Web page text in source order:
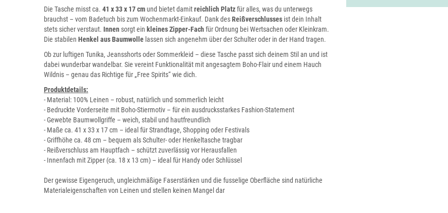
Die Tasche misst ca. 41 x 33 x 17 cm und bietet damitreichlich Platzfür alles, was du unterwegs
brauchst – vom Badetuch bis zum Wochenmarkt-Einkauf. Dank desReißverschlusses ist dein Inhalt
stets sicher verstaut. Innen sorgt ein kleines Zipper-Fachfür Ordnung bei Wertsachen oder Kleinkram.
Die stabilen Henkel aus Baumwolle lassen sich angenehm über der Schulter oder in der Hand tragen.
Ob zur luftigen Tunika, Jeansshorts oder Sommerkleid – diese Tasche passt sich deinem Stil an und ist
dabei wunderbar wandelbar. Sie vereint Funktionalität mit angesagtem Boho-Flair und einem Hauch
Wildnis – genau das Richtige für „Free Spirits“ wie dich.
Produktdetails:
- Material: 100% Leinen – robust, natürlich und sommerlich leicht
- Bedruckte Vorderseite mit Boho-Stiermotiv – für ein ausdrucksstarkes Fashion-Statement
- Gewebte Baumwollgriffe – weich, stabil und hautfreundlich
- Maße ca. 41 x 33 x 17 cm – ideal für Strandtage, Shopping oder Festivals
- Griffhöhe ca. 48 cm – bequem als Schulter- oder Henkeltasche tragbar
- Reißverschluss am Hauptfach – schützt zuverlässig vor Herausfallen
- Innenfach mit Zipper (ca. 18 x 13 cm) – ideal für Handy oder Schlüssel
Der gewisse Eigengeruch, ungleichmäßige Faserstärken und die fusselige Oberfläche sind natürliche
Materialeigenschaften von Leinen und stellen keinen Mangel dar